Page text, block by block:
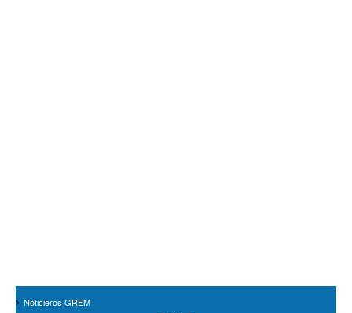
Noticieros GREM